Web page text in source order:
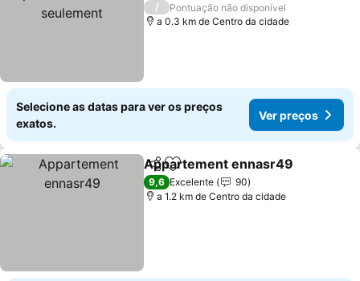
/
Pontuação não disponível
a 0.3 km de Centro da cidade
Selecione as datas para ver os preços
exatos.
Ver preços
PartilharAdicionar aos favoritos
Appartement ennasr49
9,6 Excelente
90
a 1.2 km de Centro da cidade